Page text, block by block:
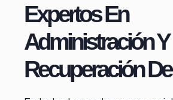
Expertos En
Administración Y
Recuperación